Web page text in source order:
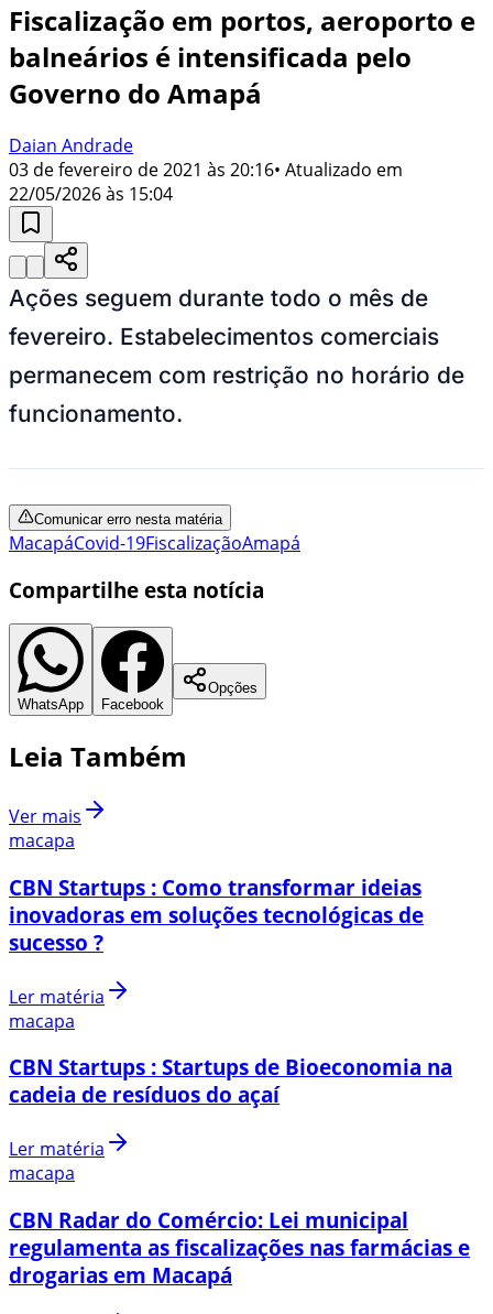
Fiscalização em portos, aeroporto e
balneários é intensificada pelo
Governo do Amapá
Daian Andrade
03 de fevereiro de 2021 às 20:16• Atualizado em
22/05/2026 às 15:04
Ações seguem durante todo o mês de
fevereiro. Estabelecimentos comerciais
permanecem com restrição no horário de
funcionamento.
Comunicar erro nesta matéria
MacapáCovid-19FiscalizaçãoAmapá
Compartilhe esta notícia
WhatsApp Facebook
Opções
Leia Também
Ver mais
macapa
CBN Startups : Como transformar ideias
inovadoras em soluções tecnológicas de
sucesso ?
Ler matéria
macapa
CBN Startups : Startups de Bioeconomia na
cadeia de resíduos do açaí
Ler matéria
macapa
CBN Radar do Comércio: Lei municipal
regulamenta as fiscalizações nas farmácias e
drogarias em Macapá